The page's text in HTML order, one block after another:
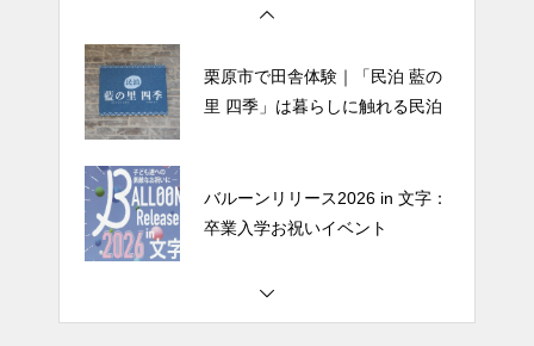
バルーンリリース2026 in 文字：
卒業入学お祝いイベント
文字のどんと祭の案内と当日の
様子：場所は下文字自治会館
栗原市で田舎体験｜「民泊 藍の